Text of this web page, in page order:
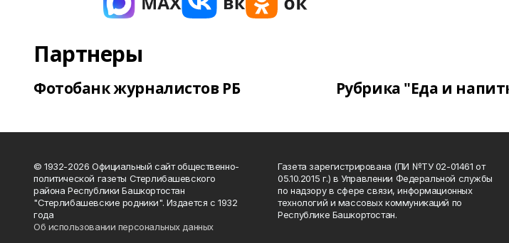
Партнеры
Фотобанк журналистов РБ Рубрика "Еда и
© 1932-2026 Официальный сайт общественно-
политической газеты Стерлибашевского
района Республики Башкортостан
"Стерлибашевские родники". Издается с 1932
года
Об использовании персональных данных
Газета зарегистрирована (ПИ №ТУ 02-01461 от
05.10.2015 г.) в Управлении Федеральной службы
по надзору в сфере связи, информационных
технологий и массовых коммуникаций по
Республике Башкортостан.